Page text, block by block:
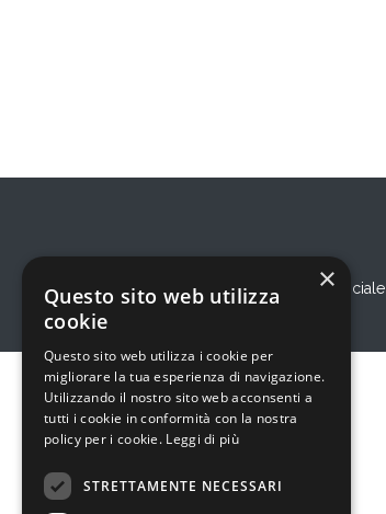
© 2026 Eureka! Cooperativa Sociale
×
Questo sito web utilizza
cookie
Questo sito web utilizza i cookie per
migliorare la tua esperienza di navigazione.
Utilizzando il nostro sito web acconsenti a
tutti i cookie in conformità con la nostra
policy per i cookie. Leggi di più
STRETTAMENTE NECESSARI